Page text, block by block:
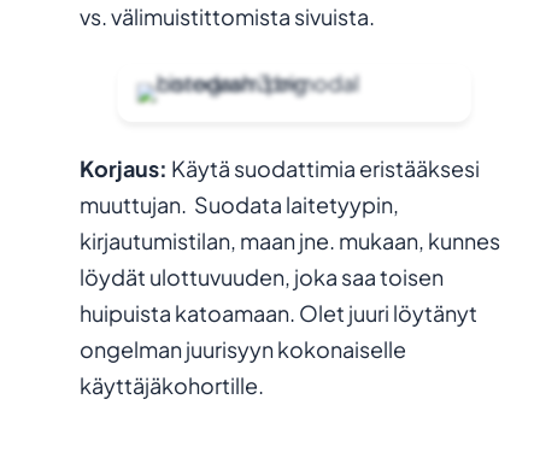
vs. välimuistittomista sivuista.
Korjaus: Käytä suodattimia eristääksesi
muuttujan. Suodata laitetyypin,
kirjautumistilan, maan jne. mukaan, kunnes
löydät ulottuvuuden, joka saa toisen
huipuista katoamaan. Olet juuri löytänyt
ongelman juurisyyn kokonaiselle
käyttäjäkohortille.